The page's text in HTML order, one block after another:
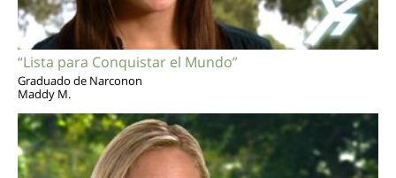
“Lista para Conquistar el Mundo”
Graduado de Narconon
Maddy M.